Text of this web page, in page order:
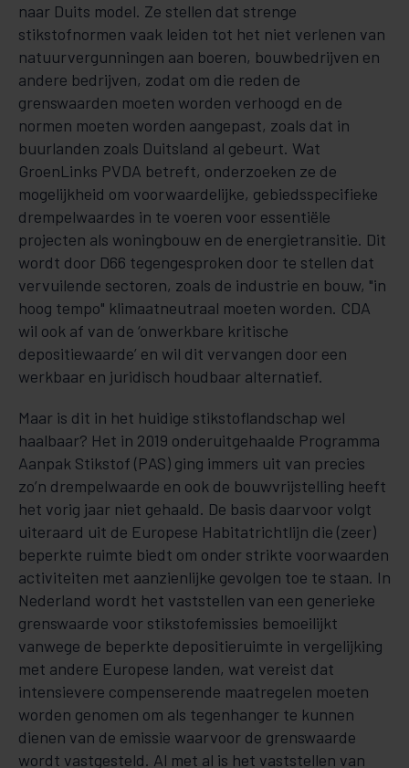
naar Duits model. Ze stellen dat strenge
stikstofnormen vaak leiden tot het niet verlenen van
natuurvergunningen aan boeren, bouwbedrijven en
andere bedrijven, zodat om die reden de
grenswaarden moeten worden verhoogd en de
normen moeten worden aangepast, zoals dat in
buurlanden zoals Duitsland al gebeurt. Wat
GroenLinks PVDA betreft, onderzoeken ze de
mogelijkheid om voorwaardelijke, gebiedsspecifieke
drempelwaardes in te voeren voor essentiële
projecten als woningbouw en de energietransitie. Dit
wordt door D66 tegengesproken door te stellen dat
vervuilende sectoren, zoals de industrie en bouw, "in
hoog tempo" klimaatneutraal moeten worden. CDA
wil ook af van de ‘onwerkbare kritische
depositiewaarde’ en wil dit vervangen door een
werkbaar en juridisch houdbaar alternatief.
Maar is dit in het huidige stikstoflandschap wel
haalbaar? Het in 2019 onderuitgehaalde Programma
Aanpak Stikstof (PAS) ging immers uit van precies
zo’n drempelwaarde en ook de bouwvrijstelling heeft
het vorig jaar niet gehaald. De basis daarvoor volgt
uiteraard uit de Europese Habitatrichtlijn die (zeer)
beperkte ruimte biedt om onder strikte voorwaarden
activiteiten met aanzienlijke gevolgen toe te staan. In
Nederland wordt het vaststellen van een generieke
grenswaarde voor stikstofemissies bemoeilijkt
vanwege de beperkte depositieruimte in vergelijking
met andere Europese landen, wat vereist dat
intensievere compenserende maatregelen moeten
worden genomen om als tegenhanger te kunnen
dienen van de emissie waarvoor de grenswaarde
wordt vastgesteld. Al met al is het vaststellen van